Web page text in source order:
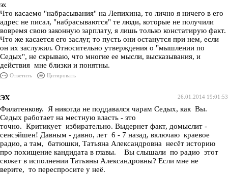
эх
Что касаемо "набрасывания" на Лепихина, то лично я ничего в его
адрес не писал, "набрасываются" те люди, которые не получили
вовремя свою законную зарплату, я лишь только констатирую факт.
Что же касается его заслуг, то пусть они останутся при нем, если
он их заслужил. Относительно утверждения о "мышлении по
Седых", не скрываю, что многие ее мысли, высказывания, и
действия мне близки и понятны.
Ответить Цитировать
26.01.2014 19:01:53
ЭХ
Филатенкову. Я никогда не поддавался чарам Седых, как Вы.
Седых работает на местную власть - это
точно. Критикует избирательно. Выдернет факт, домыслит -
сенсэйшен! Давным - давно, лет 6 - 7 назад, включаю краевое
радио, а там, батюшки, Татьяна Александровна несёт историю
про похищение кандидата в главы. Вы слышали по радио этот
сюжет в исполнении Татьяны Александровны? Если мне не
верите, то переспросите у неё.